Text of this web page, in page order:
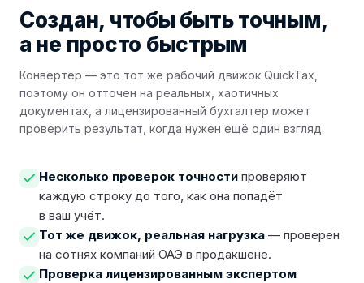
Создан, чтобы бытьточным,
а не просто быстрым
Конвертер — это тот же рабочий движок QuickTax,
поэтому он отточен на реальных, хаотичных
документах, а лицензированный бухгалтер может
проверить результат, когда нужен ещё один взгляд.
Несколько проверок точности проверяют
каждую строку до того, как она попадёт
в ваш учёт.
Тот же движок, реальная нагрузка — проверен
на сотнях компаний ОАЭ в продакшене.
Проверка лицензированным экспертом